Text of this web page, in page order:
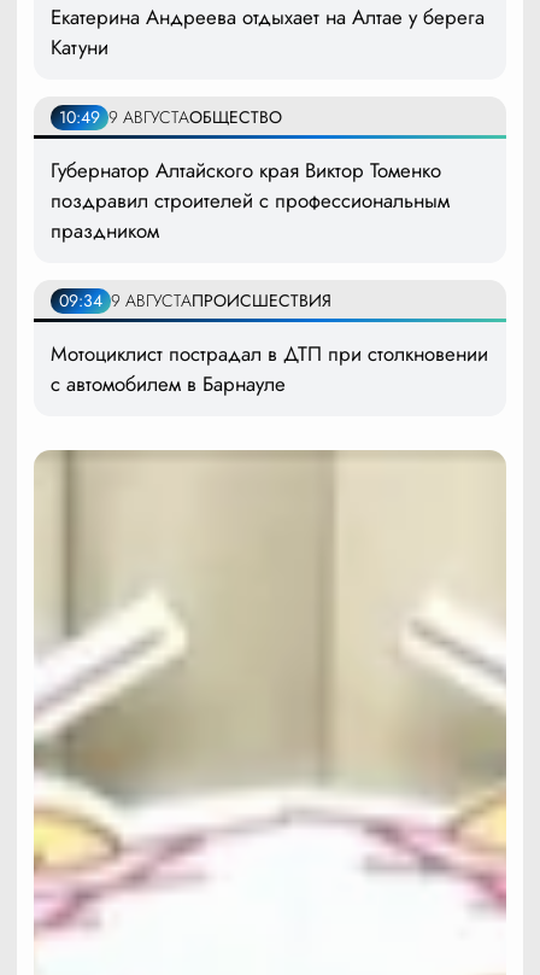
Екатерина Андреева отдыхает на Алтае у берега
Катуни
10:49 9 АВГУСТАОБЩЕСТВО
Губернатор Алтайского края Виктор Томенко
поздравил строителей с профессиональным
праздником
09:34 9 АВГУСТАПРОИСШЕСТВИЯ
Мотоциклист пострадал в ДТП при столкновении
с автомобилем в Барнауле